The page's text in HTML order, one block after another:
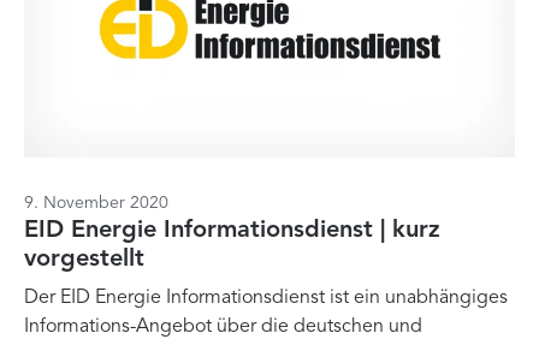
9. November 2020
EID Energie Informationsdienst | kurz
vorgestellt
Der EID Energie Informationsdienst ist ein unabhängiges
Informations-Angebot über die deutschen und